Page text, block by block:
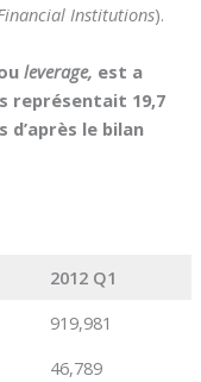
Institutions).
leverage, est a
représentait 19,7
le bilan
2012 Q1
919,981
46,789